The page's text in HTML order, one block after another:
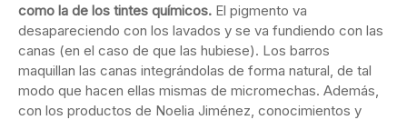
como la de los tintes químicos. El pigmento va
desapareciendo con los lavados y se va fundiendo con las
canas (en el caso de que las hubiese). Los barros
maquillan las canas integrándolas de forma natural, de tal
modo que hacen ellas mismas de micromechas. Además,
con los productos de Noelia Jiménez, conocimientos y